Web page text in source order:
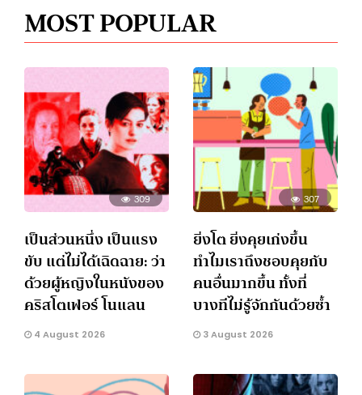
MOST POPULAR
309
เป็นส่วนหนึ่ง เป็นแรง
ขับ แต่ไม่ได้เฉิดฉาย: ว่า
ด้วยผู้หญิงในหนังของ
คริสโตเฟอร์ โนแลน
4 August 2026
307
ยิ่งโต ยิ่งคุยเก่งขึ้น
ทำไมเราถึงชอบคุยกับ
คนอื่นมากขึ้น ทั้งที่
บางทีไม่รู้จักกันด้วยซ้ำ
3 August 2026